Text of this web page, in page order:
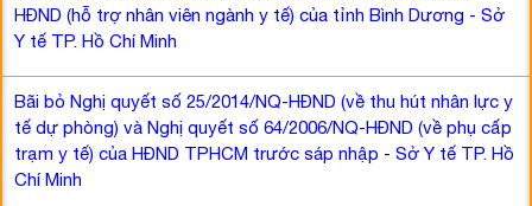
HĐND (hỗ trợ nhân viên ngành y tế) của tỉnh Bình Dương - Sở
Y tế TP. Hồ Chí Minh
Bãi bỏ Nghị quyết số 25/2014/NQ-HĐND (về thu hút nhân lực y
tế dự phòng) và Nghị quyết số 64/2006/NQ-HĐND (về phụ cấp
trạm y tế) của HĐND TPHCM trước sáp nhập - Sở Y tế TP. Hồ
Chí Minh